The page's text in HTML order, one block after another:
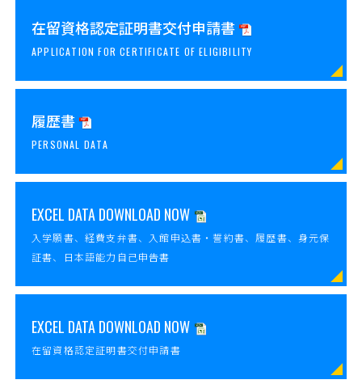
在留資格認定証明書交付申請書
APPLICATION FOR CERTIFICATE OF ELIGIBILITY
履歴書
PERSONAL DATA
EXCEL DATA DOWNLOAD NOW
入学願書、経費支弁書、入館申込書・誓約書、履歴書、身元保
証書、日本語能力自己申告書
EXCEL DATA DOWNLOAD NOW
在留資格認定証明書交付申請書